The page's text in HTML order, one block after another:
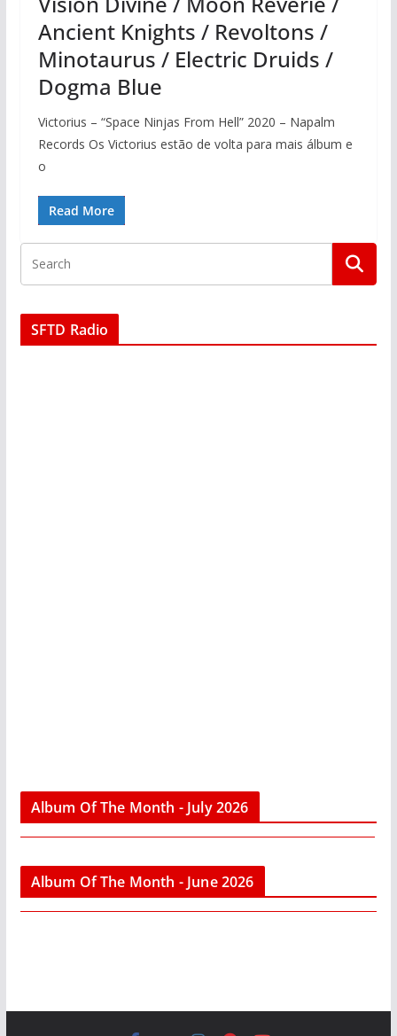
Ancient Knights / Revoltons /
Minotaurus / Electric Druids /
Dogma Blue
Victorius – “Space Ninjas From Hell” 2020 – Napalm
Records Os Victorius estão de volta para mais álbum e
o
Read More
SFTD Radio
Album Of The Month - July 2026
Album Of The Month - June 2026